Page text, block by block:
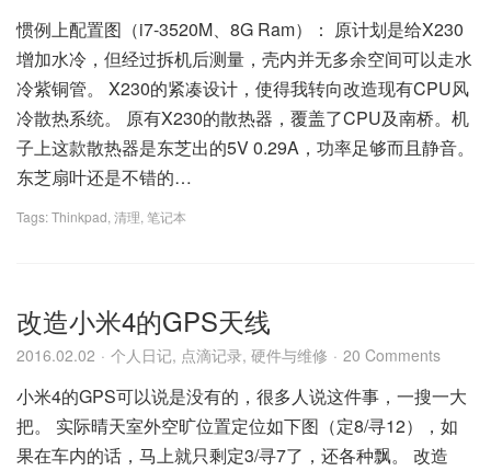
惯例上配置图（i7-3520M、8G Ram）： 原计划是给X230
增加水冷，但经过拆机后测量，壳内并无多余空间可以走水
冷紫铜管。 X230的紧凑设计，使得我转向改造现有CPU风
冷散热系统。 原有X230的散热器，覆盖了CPU及南桥。机
子上这款散热器是东芝出的5V 0.29A，功率足够而且静音。
东芝扇叶还是不错的…
Tags:Thinkpad 清理 笔记本
改造小米4的GPS天线
2016.02.02 个人日记, 点滴记录, 硬件与维修 20 Comments
小米4的GPS可以说是没有的，很多人说这件事，一搜一大
把。 实际晴天室外空旷位置定位如下图（定8/寻12），如
果在车内的话，马上就只剩定3/寻7了，还各种飘。 改造